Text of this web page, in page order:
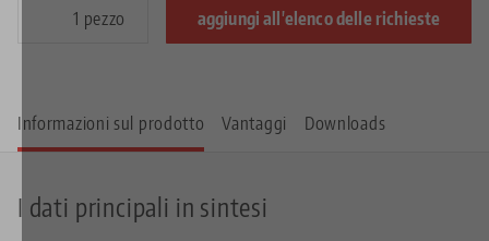
pezzo aggiungi all'elenco delle richieste
Informazioni sul prodotto Vantaggi Downloads
I dati principali in sintesi